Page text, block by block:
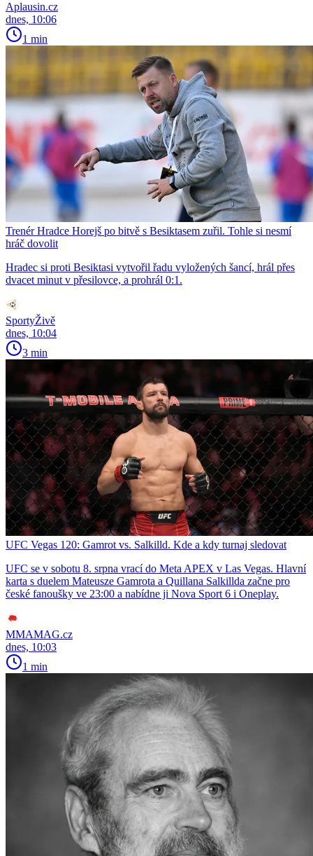
Aplausin.cz
dnes, 10:06
1 min
Trenér Hradce Horejš po bitvě s Besiktasem zuřil. Tohle si nesmí
hráč dovolit
Hradec si proti Besiktasi vytvořil řadu vyložených šancí, hrál přes
dvacet minut v přesilovce, a prohrál 0:1.
SportyŽivě
dnes, 10:04
3 min
UFC Vegas 120: Gamrot vs. Salkilld. Kde a kdy turnaj sledovat
UFC se v sobotu 8. srpna vrací do Meta APEX v Las Vegas. Hlavní
karta s duelem Mateusze Gamrota a Quillana Salkillda začne pro
české fanoušky ve 23:00 a nabídne ji Nova Sport 6 i Oneplay.
MMAMAG.cz
dnes, 10:03
1 min